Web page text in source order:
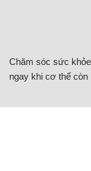
Chăm sóc sức
ngay khi cơ thể còn